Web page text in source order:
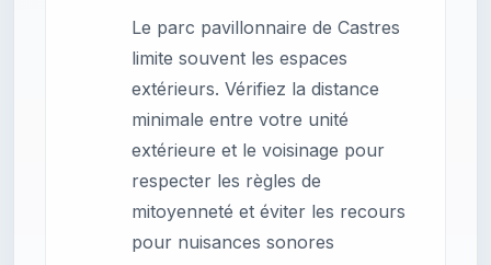
Le parc pavillonnaire de Castres
limite souvent les espaces
extérieurs. Vérifiez la distance
minimale entre votre unité
extérieure et le voisinage pour
respecter les règles de
mitoyenneté et éviter les recours
pour nuisances sonores